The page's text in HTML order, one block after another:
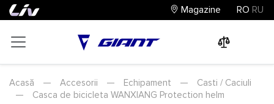
Magazine RO RU
Acasă — Accesorii — Echipament —
Casti / Caciuli
—
Casca de bicicleta WANXIANG Protection helm